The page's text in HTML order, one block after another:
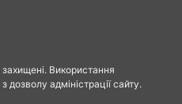
Використання
дозволу адміністрації сайту.